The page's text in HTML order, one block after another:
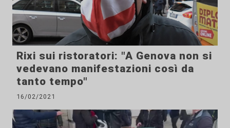
Rixi sui ristoratori: "A Genova non si
vedevano manifestazioni così da
tanto tempo"
16/02/2021